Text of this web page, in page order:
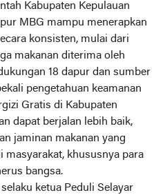
Kabupaten Kepulauan
MBG mampu menerapkan
konsisten, mulai dari
makanan diterima oleh
18 dapur dan sumber
pengetahuan keamanan
Gratis di Kabupaten
dapat berjalan lebih baik,
jaminan makanan yang
masyarakat, khususnya para
bangsa.
ketua Peduli Selayar